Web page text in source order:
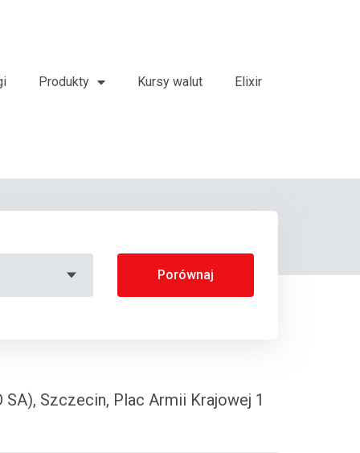
Produkty Kursy walut Elixir
Porównaj
SA), Szczecin, Plac Armii Krajowej 1